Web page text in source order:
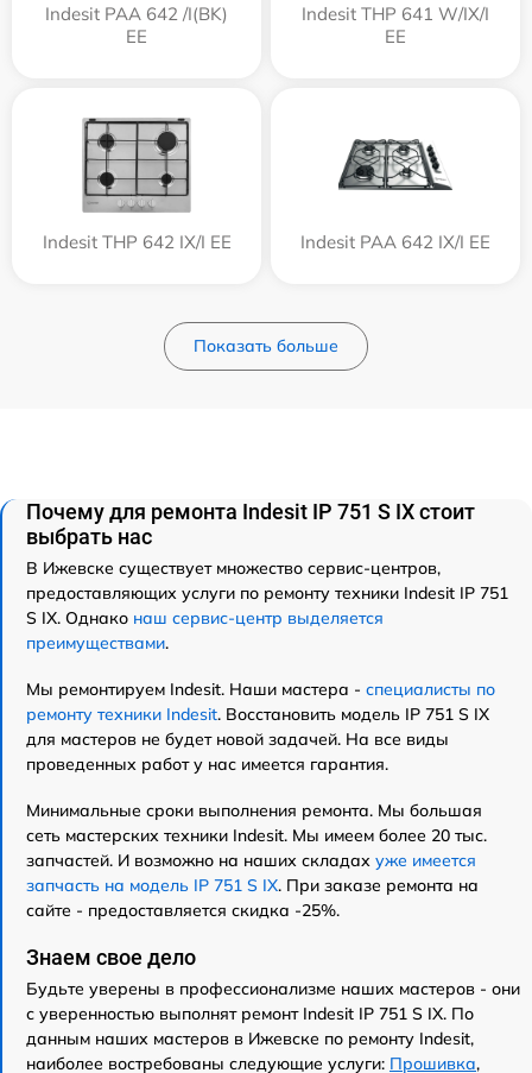
Indesit PAA 642 /I(BK)
EE
Indesit THP 641 W/IX/I
EE
Indesit THP 642 IX/I EE Indesit PAA 642 IX/I EE
Показать больше
Почему для ремонта Indesit IP 751 S IX стоит
выбрать нас
В Ижевске существует множество сервис-центров,
предоставляющих услуги по ремонту техники Indesit IP 751
S IX. Однако наш сервис-центр выделяется
преимуществами.
Мы ремонтируем Indesit. Наши мастера - специалисты по
ремонту техники Indesit. Восстановить модель IP 751 S IX
для мастеров не будет новой задачей. На все виды
проведенных работ у нас имеется гарантия.
Минимальные сроки выполнения ремонта. Мы большая
сеть мастерских техники Indesit. Мы имеем более 20 тыс.
запчастей. И возможно на наших складах уже имеется
запчасть на модель IP 751 S IX. При заказе ремонта на
сайте - предоставляется скидка -25%.
Знаем свое дело
Будьте уверены в профессионализме наших мастеров - они
с уверенностью выполнят ремонт Indesit IP 751 S IX. По
данным наших мастеров в Ижевске по ремонту Indesit,
наиболее востребованы следующие услуги: Прошивка,